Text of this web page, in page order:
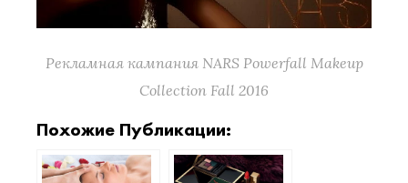
Рекламная кампания NARS Powerfall Makeup
Collection Fall 2016
Похожие Публикации: